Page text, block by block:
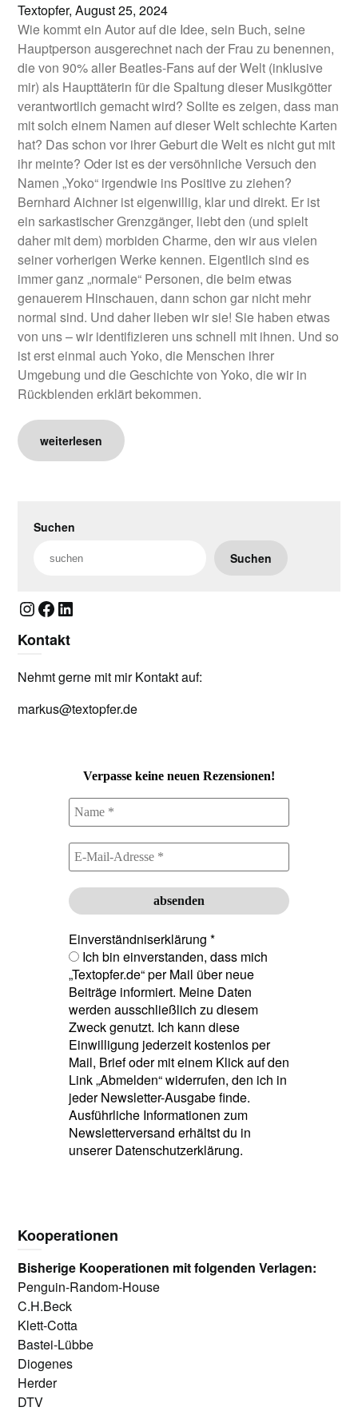
Textopfer,August 25, 2024
Wie kommt ein Autor auf die Idee, sein Buch, seine
Hauptperson ausgerechnet nach der Frau zu benennen,
die von 90% aller Beatles-Fans auf der Welt (inklusive
mir) als Haupttäterin für die Spaltung dieser Musikgötter
verantwortlich gemacht wird? Sollte es zeigen, dass man
mit solch einem Namen auf dieser Welt schlechte Karten
hat? Das schon vor ihrer Geburt die Welt es nicht gut mit
ihr meinte? Oder ist es der versöhnliche Versuch den
Namen „Yoko“ irgendwie ins Positive zu ziehen?
Bernhard Aichner ist eigenwillig, klar und direkt. Er ist
ein sarkastischer Grenzgänger, liebt den (und spielt
daher mit dem) morbiden Charme, den wir aus vielen
seiner vorherigen Werke kennen. Eigentlich sind es
immer ganz „normale“ Personen, die beim etwas
genauerem Hinschauen, dann schon gar nicht mehr
normal sind. Und daher lieben wir sie! Sie haben etwas
von uns – wir identifizieren uns schnell mit ihnen. Und so
ist erst einmal auch Yoko, die Menschen ihrer
Umgebung und die Geschichte von Yoko, die wir in
Rückblenden erklärt bekommen.
weiterlesen
Suchen
Suchen
Instagram
Facebook
LinkedIn
Kontakt
Nehmt gerne mit mir Kontakt auf:
markus@textopfer.de
Verpasse keine neuen Rezensionen!
Einverständniserklärung *
Ich bin einverstanden, dass mich
„Textopfer.de“ per Mail über neue
Beiträge informiert. Meine Daten
werden ausschließlich zu diesem
Zweck genutzt. Ich kann diese
Einwilligung jederzeit kostenlos per
Mail, Brief oder mit einem Klick auf den
Link „Abmelden“ widerrufen, den ich in
jeder Newsletter-Ausgabe finde.
Ausführliche Informationen zum
Newsletterversand erhältst du in
unserer Datenschutzerklärung.
Kooperationen
Bisherige Kooperationen mit folgenden Verlagen:
Penguin-Random-House
C.H.Beck
Klett-Cotta
Bastei-Lübbe
Diogenes
Herder
DTV